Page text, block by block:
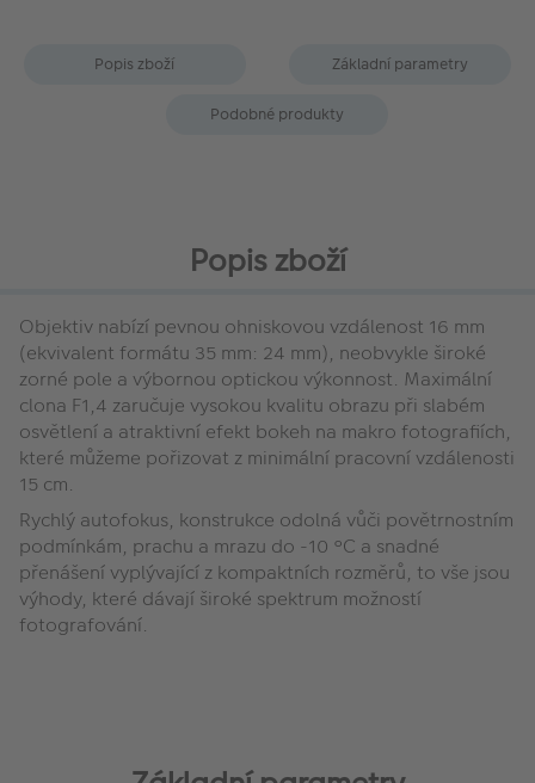
Popis zboží Základní parametry
Podobné produkty
Popis zboží
Objektiv nabízí pevnou ohniskovou vzdálenost 16 mm
(ekvivalent formátu 35 mm: 24 mm), neobvykle široké
zorné pole a výbornou optickou výkonnost. Maximální
clona F1,4 zaručuje vysokou kvalitu obrazu při slabém
osvětlení a atraktivní efekt bokeh na makro fotografiích,
které můžeme pořizovat z minimální pracovní vzdálenosti
15 cm.
Rychlý autofokus, konstrukce odolná vůči povětrnostním
podmínkám, prachu a mrazu do -10 °C a snadné
přenášení vyplývající z kompaktních rozměrů, to vše jsou
výhody, které dávají široké spektrum možností
fotografování.